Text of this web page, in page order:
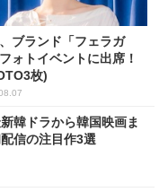
ブランド「フェラガ
ォトイベントに出席！
枚)
韓ドラから韓国映画ま
信の注目作3選